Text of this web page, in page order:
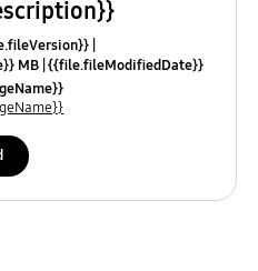
MB {{file.fileModifiedDate}}